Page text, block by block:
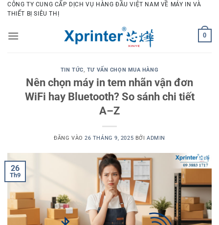
Bỏ
qua
dung
CÔNG TY CUNG CẤP DỊCH VỤ HÀNG ĐẦU VIỆT NAM VỀ MÁY IN VÀ
THIẾT BỊ SIÊU THỊ
0
TIN TỨC, TƯ VẤN CHỌN MUA HÀNG
Nên chọn máy in tem nhãn vận đơn
WiFi hay Bluetooth? So sánh chi tiết
A–Z
ĐĂNG VÀO26 THÁNG 9, 2025 BỞI ADMIN
26
Th9